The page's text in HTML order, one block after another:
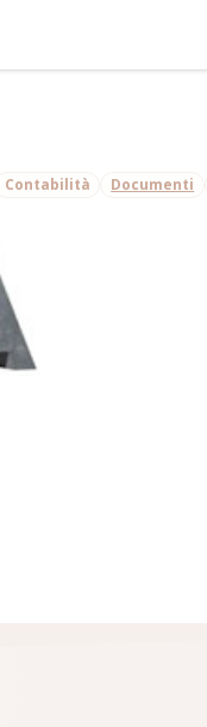
Contabilità Documenti